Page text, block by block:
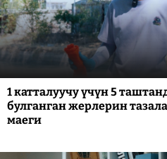
1 катталуучу үчүн 5
булганган жерлерин
маеги